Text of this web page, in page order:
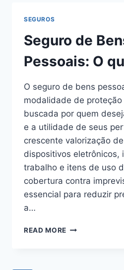
FATORES
QUE
INFLUENCIAM
VALOR
SEGUROS
Seguro de
Pessoais: O
O seguro de bens
modalidade de
buscada por quem
e a utilidade de seus
crescente valorização
dispositivos eletrônicos,
trabalho e itens de uso
cobertura contra
essencial para reduzir
a…
READ MORE SEGURO